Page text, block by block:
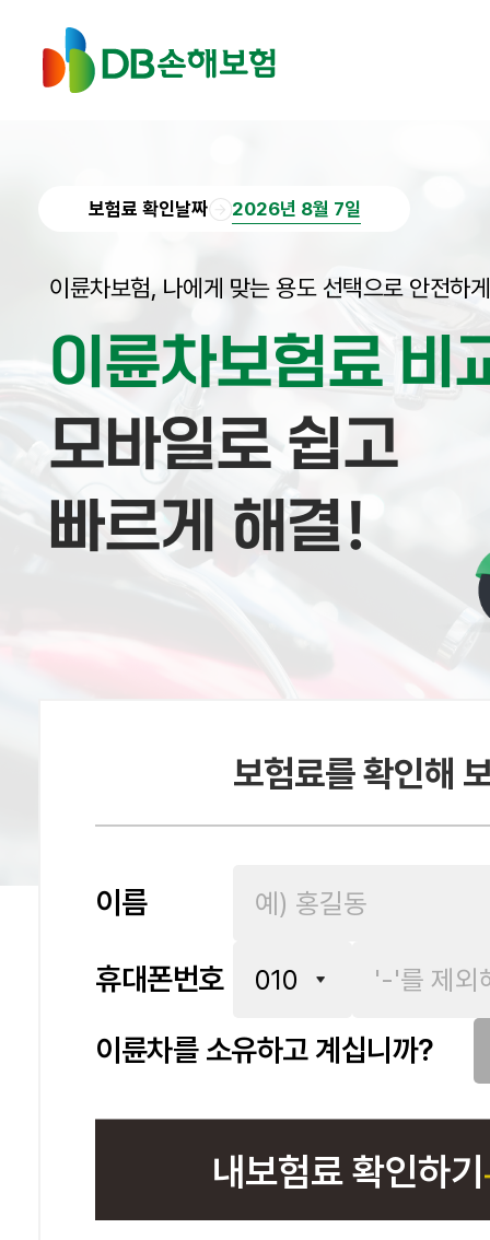
보험료 확인날짜 2026년 8월 7일
이륜차보험, 나에게 맞는 용도 선택으로 안전하
이륜차보험료 비
모바일로 쉽고
빠르게 해결!
보험료를 확인해
이름
휴대폰번호
이륜차를 소유하고 계십니까?
내보험료 확인하기